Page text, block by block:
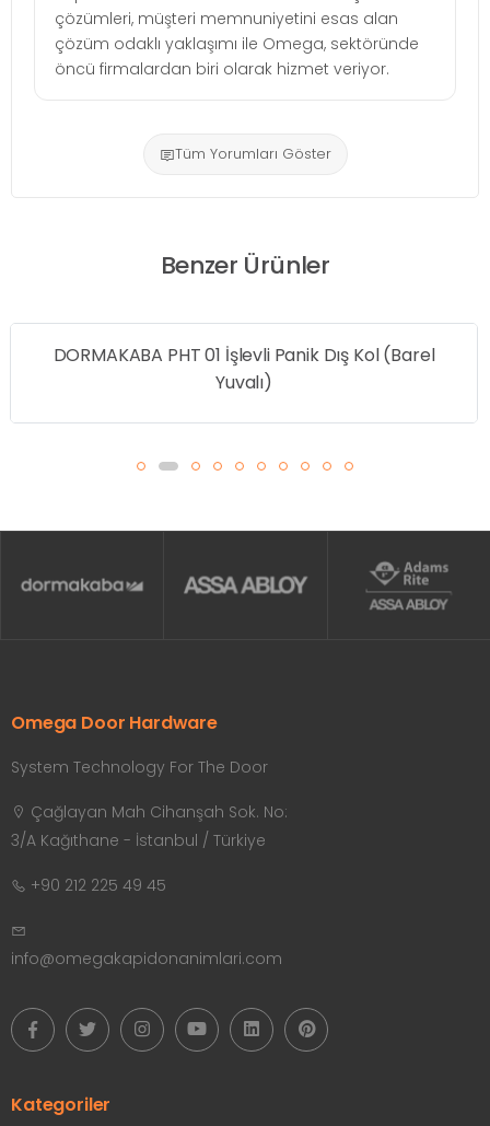
çözümleri, müşteri memnuniyetini esas alan
çözüm odaklı yaklaşımı ile Omega, sektöründe
öncü firmalardan biri olarak hizmet veriyor.
Tüm Yorumları Göster
Benzer Ürünler
DORMAKABA PHT 01 İşlevli Panik Dış Kol (Barel
Yuvalı)
Omega Door Hardware
System Technology For The Door
Çağlayan Mah Cihanşah Sok. No:
3/A Kağıthane - İstanbul / Türkiye
+90 212 225 49 45
info@omegakapidonanimlari.com
Kategoriler